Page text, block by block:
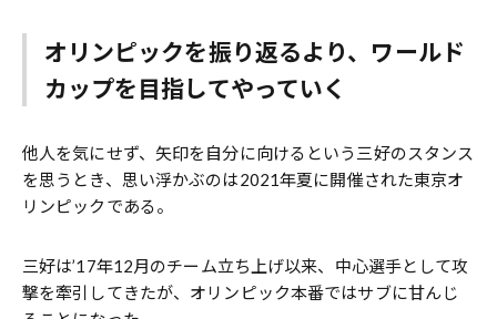
オリンピックを振り返るより、ワールド
カップを目指してやっていく
他人を気にせず、矢印を自分に向けるという三好のスタンス
を思うとき、思い浮かぶのは2021年夏に開催された東京オ
リンピックである。
三好は’17年12月のチーム立ち上げ以来、中心選手として攻
撃を牽引してきたが、オリンピック本番ではサブに甘んじ